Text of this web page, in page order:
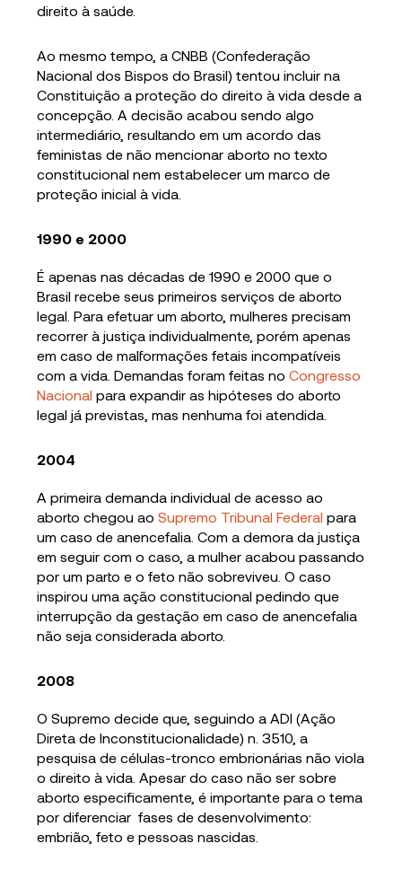
direito à saúde.
Ao mesmo tempo, a CNBB (Confederação
Nacional dos Bispos do Brasil) tentou incluir na
Constituição a proteção do direito à vida desde a
concepção. A decisão acabou sendo algo
intermediário, resultando em um acordo das
feministas de não mencionar aborto no texto
constitucional nem estabelecer um marco de
proteção inicial à vida.
1990 e 2000
É apenas nas décadas de 1990 e 2000 que o
Brasil recebe seus primeiros serviços de aborto
legal. Para efetuar um aborto, mulheres precisam
recorrer à justiça individualmente, porém apenas
em caso de malformações fetais incompatíveis
com a vida. Demandas foram feitas noCongresso
Nacional para expandir as hipóteses do aborto
legal já previstas, mas nenhuma foi atendida.
2004
A primeira demanda individual de acesso ao
aborto chegou aoSupremo Tribunal Federal para
um caso de anencefalia. Com a demora da justiça
em seguir com o caso, a mulher acabou passando
por um parto e o feto não sobreviveu. O caso
inspirou uma ação constitucional pedindo que
interrupção da gestação em caso de anencefalia
não seja considerada aborto.
2008
O Supremo decide que, seguindo a ADI (Ação
Direta de Inconstitucionalidade) n. 3510, a
pesquisa de células-tronco embrionárias não viola
o direito à vida. Apesar do caso não ser sobre
aborto especificamente, é importante para o tema
por diferenciar fases de desenvolvimento:
embrião, feto e pessoas nascidas.